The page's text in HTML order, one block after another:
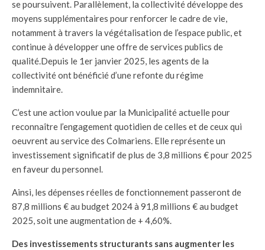
se poursuivent. Parallèlement, la collectivité développe des
moyens supplémentaires pour renforcer le cadre de vie,
notamment à travers la végétalisation de l’espace public, et
continue à développer une offre de services publics de
qualité.Depuis le 1er janvier 2025, les agents de la
collectivité ont bénéficié d’une refonte du régime
indemnitaire.
C’est une action voulue par la Municipalité actuelle pour
reconnaître l’engagement quotidien de celles et de ceux qui
oeuvrent au service des Colmariens. Elle représente un
investissement significatif de plus de 3,8 millions € pour 2025
en faveur du personnel.
Ainsi, les dépenses réelles de fonctionnement passeront de
87,8 millions € au budget 2024 à 91,8 millions € au budget
2025, soit une augmentation de + 4,60%.
Des investissements structurants sans augmenter les